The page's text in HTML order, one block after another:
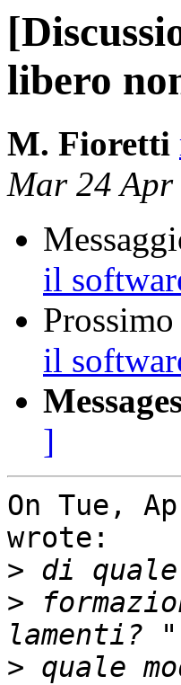
libero
M. Fioretti
Mar 24 Apr
il
il
]
On Tue,
wrote:
>
>
>